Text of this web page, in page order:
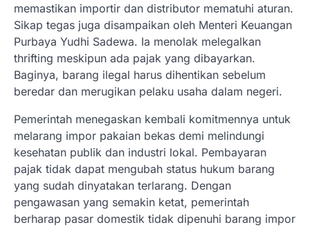
memastikan importir dan distributor mematuhi aturan.
Sikap tegas juga disampaikan oleh Menteri Keuangan
Purbaya Yudhi Sadewa. Ia menolak melegalkan
thrifting meskipun ada pajak yang dibayarkan.
Baginya, barang ilegal harus dihentikan sebelum
beredar dan merugikan pelaku usaha dalam negeri.
Pemerintah menegaskan kembali komitmennya untuk
melarang impor pakaian bekas demi melindungi
kesehatan publik dan industri lokal. Pembayaran
pajak tidak dapat mengubah status hukum barang
yang sudah dinyatakan terlarang. Dengan
pengawasan yang semakin ketat, pemerintah
berharap pasar domestik tidak dipenuhi barang impor